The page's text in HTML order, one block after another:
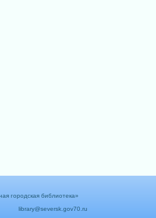
городская библиотека»
library@seversk.gov70.ru